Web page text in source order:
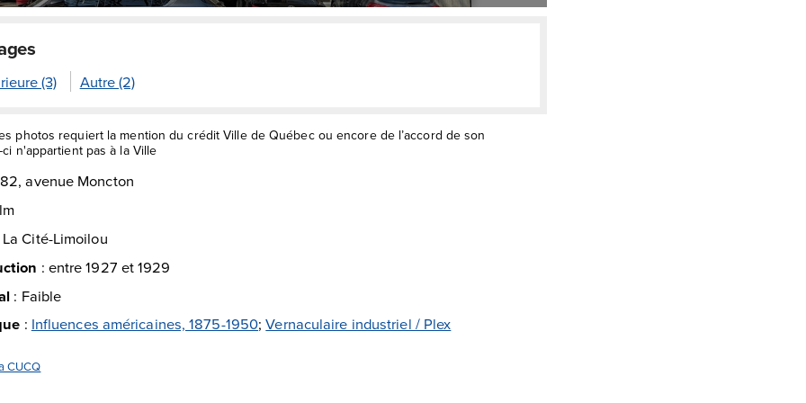
(3) Autre (2)
photos requiert la mention du crédit Ville de Québec ou encore de l’accord de son
n'appartient pas à la Ville
avenue Moncton
La Cité-Limoilou
: entre 1927 et 1929
: Faible
: Influences américaines, 1875-1950;Vernaculaire industriel / Plex
CUCQ